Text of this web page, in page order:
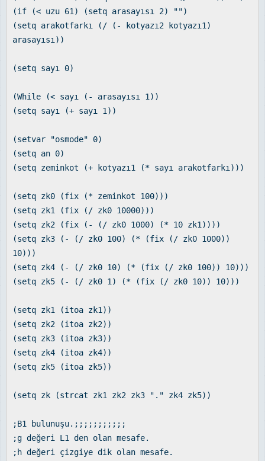
(if (< uzu 61) (setq arasayısı 2) "")
(setq arakotfarkı (/ (- kotyazı2 kotyazı1)
arasayısı))
(setq sayı 0)
(While (< sayı (- arasayısı 1))
(setq sayı (+ sayı 1))
(setvar "osmode" 0)
(setq an 0)
(setq zeminkot (+ kotyazı1 (* sayı arakotfarkı)))
(setq zk0 (fix (* zeminkot 100)))
(setq zk1 (fix (/ zk0 10000)))
(setq zk2 (fix (- (/ zk0 1000) (* 10 zk1))))
(setq zk3 (- (/ zk0 100) (* (fix (/ zk0 1000))
10)))
(setq zk4 (- (/ zk0 10) (* (fix (/ zk0 100)) 10)))
(setq zk5 (- (/ zk0 1) (* (fix (/ zk0 10)) 10)))
(setq zk1 (itoa zk1))
(setq zk2 (itoa zk2))
(setq zk3 (itoa zk3))
(setq zk4 (itoa zk4))
(setq zk5 (itoa zk5))
(setq zk (strcat zk1 zk2 zk3 "." zk4 zk5))
;B1 bulunuşu.;;;;;;;;;;;
;g değeri L1 den olan mesafe.
;h değeri çizgiye dik olan mesafe.